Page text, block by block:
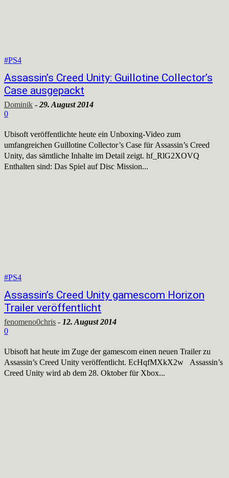
#PS4
Assassin’s Creed Unity: Guillotine Collector’s
Case ausgepackt
Dominik - 29. August 2014
0
Ubisoft veröffentlichte heute ein Unboxing-Video zum
umfangreichen Guillotine Collector’s Case für Assassin’s Creed
Unity, das sämtliche Inhalte im Detail zeigt. hf_RlG2XOVQ
Enthalten sind: Das Spiel auf Disc Mission...
#PS4
Assassin’s Creed Unity gamescom Horizon
Trailer veröffentlicht
fenomeno0chris - 12. August 2014
0
Ubisoft hat heute im Zuge der gamescom einen neuen Trailer zu
Assassin’s Creed Unity veröffentlicht. EcHqfMXkX2w Assassin’s
Creed Unity wird ab dem 28. Oktober für Xbox...